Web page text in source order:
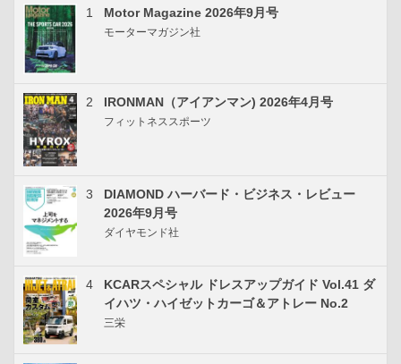
1 Motor Magazine 2026年9月号
モーターマガジン社
2 IRONMAN（アイアンマン) 2026年4月号
フィットネススポーツ
3
DIAMOND ハーバード・ビジネス・レビュー
2026年9月号
ダイヤモンド社
4
KCARスペシャル ドレスアップガイド Vol.41 ダ
イハツ・ハイゼットカーゴ＆アトレー No.2
三栄